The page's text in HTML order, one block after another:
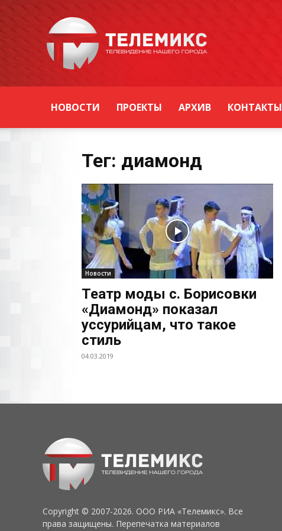
Уссурийска
НОВОСТИ ПРОЕКТЫ АРХИВ КОНТАКТЫ
Тег: диамонд
Новости
Театр моды с. Борисовки
«Диамонд» показал
уссурийцам, что такое
стиль
04.03.2019
Copyright © 2007-2026. ООО РИА «Телемикс». Все
права защищены. Перепечатка материалов